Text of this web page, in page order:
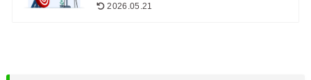
2026.05.21